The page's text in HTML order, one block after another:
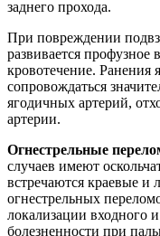
заднего прохода.
При повреждении
развивается
кровотечение. Ранения
сопровождаться
ягодичных артерий,
артерии.
Огнестрельные
случаев имеют
встречаются краевые
огнестрельных
локализации входного
болезненности при